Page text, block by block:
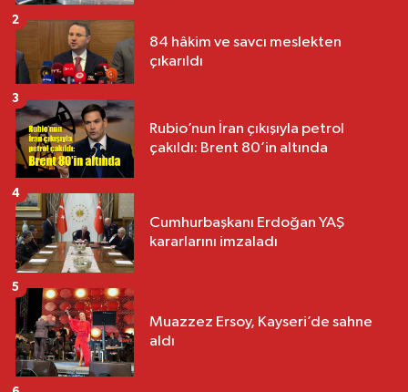
84 hâkim ve savcı meslekten
çıkarıldı
2
Rubio’nun İran çıkışıyla petrol
çakıldı: Brent 80’in altında
3
Cumhurbaşkanı Erdoğan YAŞ
kararlarını imzaladı
4
Muazzez Ersoy, Kayseri’de sahne
aldı
5